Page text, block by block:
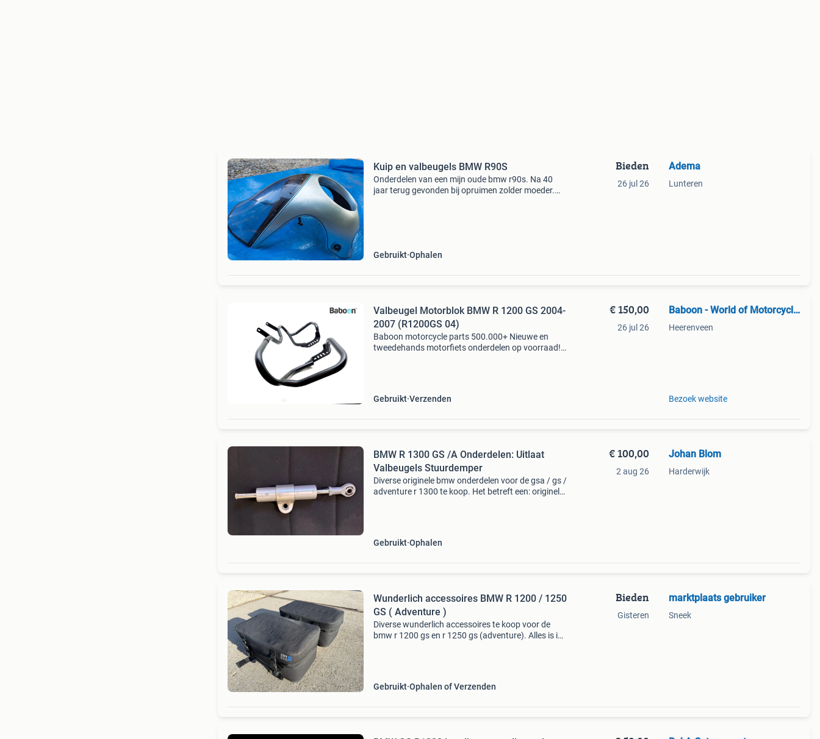
Kuip en valbeugels BMW R90S
Onderdelen van een mijn oude bmw r90s. Na 40
jaar terug gevonden bij opruimen zolder moeder.
Gebruikt Ophalen
Bieden
26 jul 26
Adema
Lunteren
Valbeugel Motorblok BMW R 1200 GS 2004-
2007 (R1200GS 04)
Baboon motorcycle parts 500.000+ Nieuwe en
tweedehands motorfiets onderdelen op voorraad!
Gebruikt Verzenden
€ 150,00
26 jul 26
Baboon - World of Motorcycle Parts
Heerenveen
Bezoek website
BMW R 1300 GS /A Onderdelen: Uitlaat
Valbeugels Stuurdemper
Diverse originele bmw onderdelen voor de gsa / gs /
adventure r 1300 te koop. Het betreft een: originele
Gebruikt Ophalen
€ 100,00
2 aug 26
Johan Blom
Harderwijk
Wunderlich accessoires BMW R 1200 / 1250
GS ( Adventure )
Diverse wunderlich accessoires te koop voor de
bmw r 1200 gs en r 1250 gs (adventure). Alles is in
Gebruikt Ophalen of Verzenden
Bieden
Gisteren
marktplaats gebruiker
Sneek